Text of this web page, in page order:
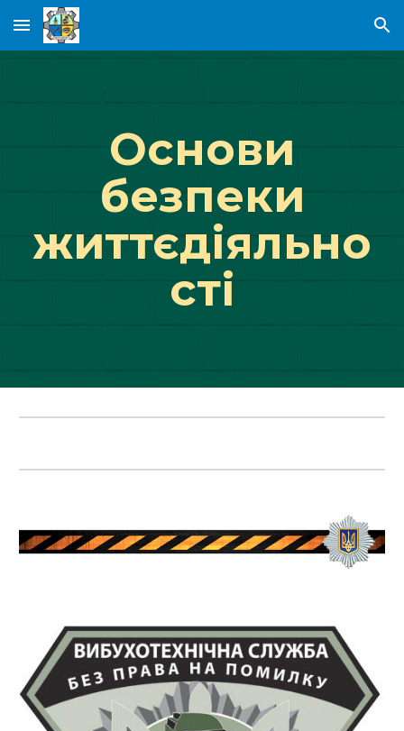
Skip to main content Skip to navigation
Основи
безпеки
життєдiяльно
стi